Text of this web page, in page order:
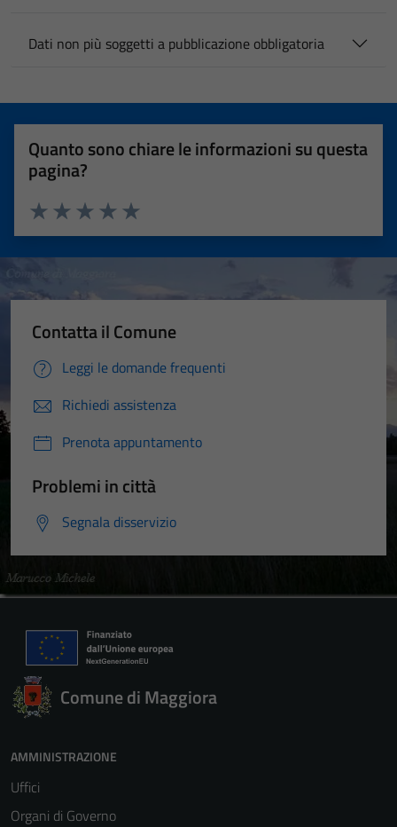
Dati non più soggetti a pubblicazione obbligatoria
Quanto sono chiare le informazioni su questa
pagina?
Valuta 5 stelle su 5
Valuta 4 stelle su 5
Valuta 3 stelle su 5
Valuta 2 stelle su 5
Valuta 1 stelle su 5
Contatta il Comune
Leggi le domande frequenti
Richiedi assistenza
Prenota appuntamento
Problemi in città
Segnala disservizio
Comune di Maggiora
AMMINISTRAZIONE
Uffici
Organi di Governo